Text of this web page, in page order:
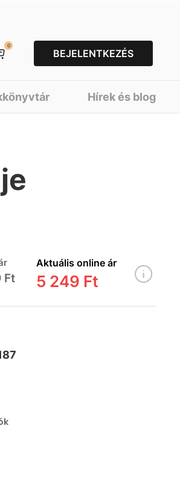
0
BEJELENTKEZÉS
Hírek és blog
Ft
Aktuális online ár
5 249 Ft